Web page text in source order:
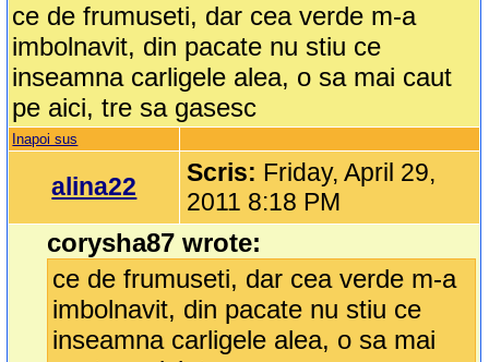
ce de frumuseti, dar cea verde m-a
imbolnavit, din pacate nu stiu ce
inseamna carligele alea, o sa mai caut
pe aici, tre sa gasesc
Inapoi sus
alina22 Scris: Friday, April 29,
2011 8:18 PM
corysha87 wrote:
ce de frumuseti, dar cea verde m-a
imbolnavit, din pacate nu stiu ce
inseamna carligele alea, o sa mai